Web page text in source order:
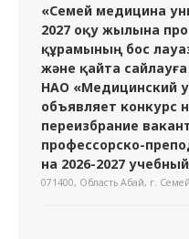
«Семей медицина
2027 оқу жылына
құрамының бос
және қайта
НАО «Медицинский
объявляет конкурс
переизбрание
профессорско-
на 2026-2027
071400, Область Абай, г.